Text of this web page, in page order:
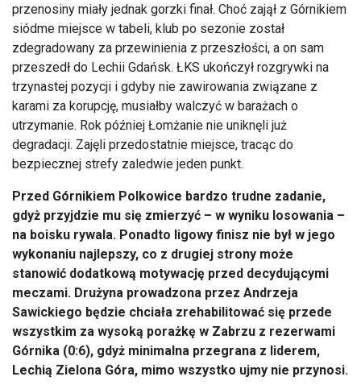
przenosiny miały jednak gorzki finał. Choć zajął z Górnikiem
siódme miejsce w tabeli, klub po sezonie został
zdegradowany za przewinienia z przeszłości, a on sam
przeszedł do Lechii Gdańsk. ŁKS ukończył rozgrywki na
trzynastej pozycji i gdyby nie zawirowania związane z
karami za korupcję, musiałby walczyć w barażach o
utrzymanie. Rok później Łomżanie nie uniknęli już
degradacji. Zajęli przedostatnie miejsce, tracąc do
bezpiecznej strefy zaledwie jeden punkt.
Przed Górnikiem Polkowice bardzo trudne zadanie,
gdyż przyjdzie mu się zmierzyć – w wyniku losowania –
na boisku rywala. Ponadto ligowy finisz nie był w jego
wykonaniu najlepszy, co z drugiej strony może
stanowić dodatkową motywację przed decydującymi
meczami. Drużyna prowadzona przez Andrzeja
Sawickiego będzie chciała zrehabilitować się przede
wszystkim za wysoką porażkę w Zabrzu z rezerwami
Górnika (0:6), gdyż minimalna przegrana z liderem,
Lechią Zielona Góra, mimo wszystko ujmy nie przynosi.